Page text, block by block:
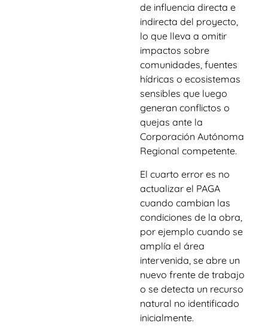
de influencia directa e
indirecta del proyecto,
lo que lleva a omitir
impactos sobre
comunidades, fuentes
hídricas o ecosistemas
sensibles que luego
generan conflictos o
quejas ante la
Corporación Autónoma
Regional competente.
El cuarto error es no
actualizar el PAGA
cuando cambian las
condiciones de la obra,
por ejemplo cuando se
amplía el área
intervenida, se abre un
nuevo frente de trabajo
o se detecta un recurso
natural no identificado
inicialmente.